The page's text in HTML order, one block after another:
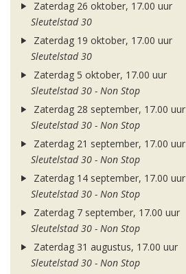
Zaterdag 26 oktober, 17.00 uur
Sleutelstad 30
Zaterdag 19 oktober, 17.00 uur
Sleutelstad 30
Zaterdag 5 oktober, 17.00 uur
Sleutelstad 30 - Non Stop
Zaterdag 28 september, 17.00 uur
Sleutelstad 30 - Non Stop
Zaterdag 21 september, 17.00 uur
Sleutelstad 30 - Non Stop
Zaterdag 14 september, 17.00 uur
Sleutelstad 30 - Non Stop
Zaterdag 7 september, 17.00 uur
Sleutelstad 30 - Non Stop
Zaterdag 31 augustus, 17.00 uur
Sleutelstad 30 - Non Stop